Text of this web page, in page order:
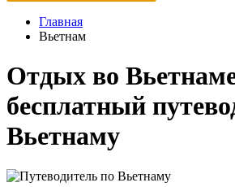
Главная
Вьетнам
Отдых во
бесплатный
Вьетнаму